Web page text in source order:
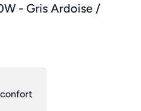
- Gris Ardoise /